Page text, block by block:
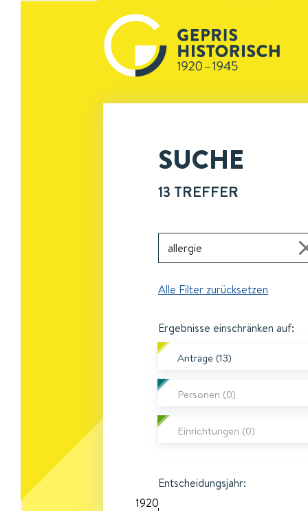
SUCHE
13 TREFFER
Alle Filter zurücksetzen
Ergebnisse einschränken auf:
Anträge (13)
Personen (0)
Einrichtungen (0)
Entscheidungsjahr:
1920